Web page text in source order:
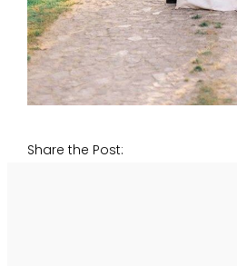
Share the Post: